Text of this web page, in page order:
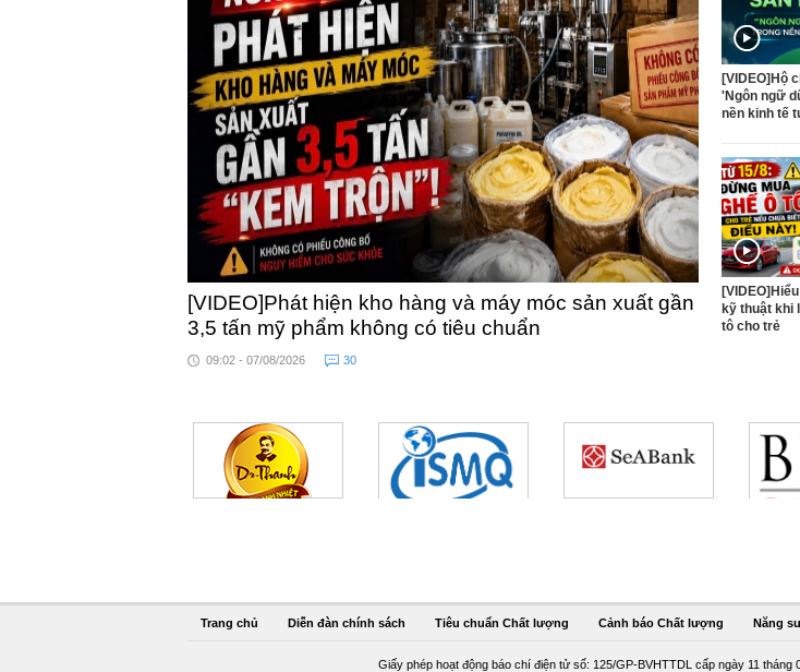
[VIDEO]Phát hiện kho hàng và máy móc sản xuất gần
3,5 tấn mỹ phẩm không có tiêu chuẩn
09:02 - 07/08/2026 30
[VIDEO]Hộ
'Ngôn ngữ
nền kinh tế
kỹ thuật khi
tô cho trẻ
Trang chủ Diễn đàn chính sách Tiêu chuẩn Chất lượng Cảnh báo Chất lượng Năng
Giấy phép hoạt động báo chí điện tử số: 125/GP-BVHTTDL cấp ngày 11 tháng